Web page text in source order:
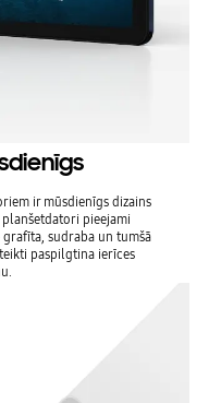
ir mūsdienīgs dizains
pieejami
sudraba un tumšā
paspilgtina ierīces